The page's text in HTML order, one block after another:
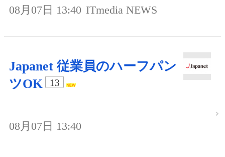
08月07日 13:40 ITmedia NEWS
Japanet 従業員のハーフパン
ツOK
13
08月07日 13:40